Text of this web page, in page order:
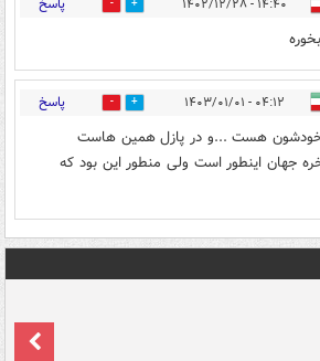
۱۴:۴۰ - ۱۴۰۲/۱۲/۲۸ 0
۰۴:۱۲ - ۱۴۰۳/۰۱/۰۱ 0 پاسخ
خودشون هست ...و در پازل همین هاست
جهان اینطور است ولی منطور این بود که